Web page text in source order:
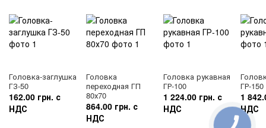
Головка-заглушка
ГЗ-50
162.00 грн. с
НДС
Головка
переходная ГП
80х70
864.00 грн. с
НДС
Головка рукавная
ГР-100
1 224.00 грн. с
НДС
ГР-150
1
НДС
КНОПКА